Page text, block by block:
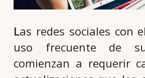
Las redes sociales con
uso frecuente de
comienzan a requerir